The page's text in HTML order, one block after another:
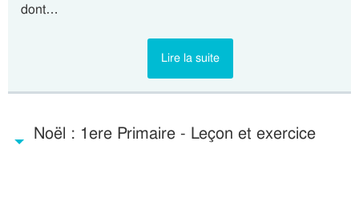
dont…
Lire la suite
Noël : 1ere Primaire - Leçon et exercice